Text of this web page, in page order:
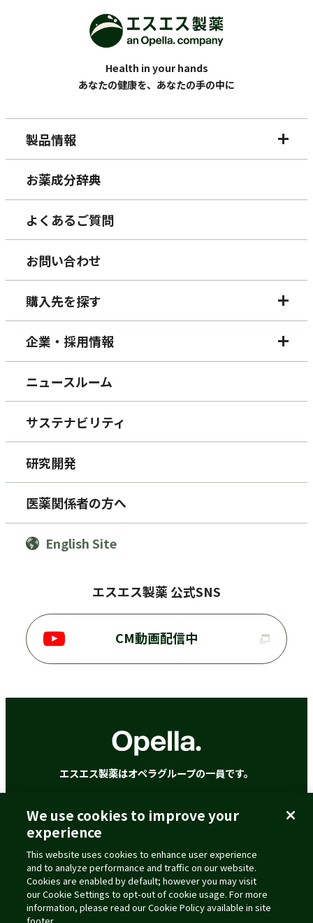
Health in your hands
あなたの健康を、あなたの手の中に
製品情報
お薬成分辞典
よくあるご質問
お問い合わせ
購入先を探す
企業・採用情報
ニュースルーム
サステナビリティ
研究開発
医薬関係者の方へ
English Site
エスエス製薬 公式SNS
CM動画配信中
エスエス製薬はオペラグループの一員です。
ご利用に際して
個人情報の取扱いについて
クッキーポリシー
コミュニティ・ガイドライン
ウェブプライバシーポリシー
We use cookies to improve your
experience
This website uses cookies to enhance user experience
and to analyze performance and traffic on our website.
Cookies are enabled by default; however you may visit
our Cookie Settings to opt-out of cookie usage. For more
information, please read our Cookie Policy available in site